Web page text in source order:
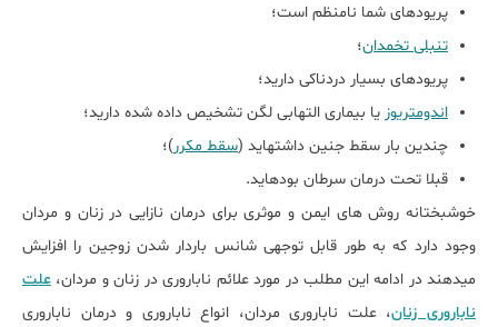
پریودهای شما نامنظم است؛
تنبلی تخمدان؛
پریودهای بسیار دردناکی دارید؛
اندومتریوز یا بیماری التهابی لگن تشخیص داده شده دارید؛
چندین بار سقط جنین داشته‎اید (
سقط مکرر)؛
قبلا تحت درمان سرطان بوده‎اید.
خوشبختانه روش های ایمن و موثری برای درمان نازایی در زنان و مردان
وجود دارد که به طور قابل توجهی شانس باردار شدن زوجین را افزایش
می‎دهند در ادامه این مطلب در مورد علائم ناباروری در زنان و مردان،
علت
ناباروری زنان، علت ناباروری مردان، انواع ناباروری و درمان ناباروری